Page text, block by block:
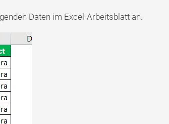
Daten im Excel-Arbeitsblatt an.